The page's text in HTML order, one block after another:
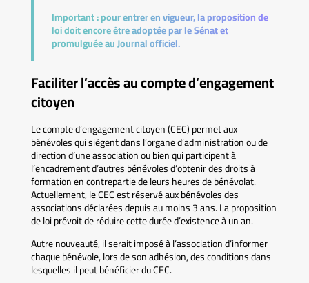
Important :pour entrer en vigueur, la proposition de
loi doit encore être adoptée par le Sénat et
promulguée au Journal officiel.
Faciliter l’accès au compte d’engagement
citoyen
Le compte d’engagement citoyen (CEC) permet aux
bénévoles qui siègent dans l’organe d’administration ou de
direction d’une association ou bien qui participent à
l’encadrement d’autres bénévoles d’obtenir des droits à
formation en contrepartie de leurs heures de bénévolat.
Actuellement, le CEC est réservé aux bénévoles des
associations déclarées depuis au moins 3 ans. La proposition
de loi prévoit de réduire cette durée d’existence à un an.
Autre nouveauté, il serait imposé à l’association d’informer
chaque bénévole, lors de son adhésion, des conditions dans
lesquelles il peut bénéficier du CEC.